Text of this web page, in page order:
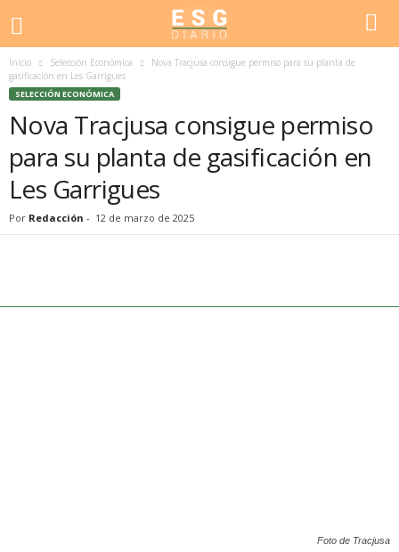
Inicio Selección Económica
Nova Tracjusa consigue permiso para su planta de
gasificación en Les Garrigues
SELECCIÓN ECONÓMICA
Nova Tracjusa consigue permiso
para su planta de gasificación en
Les Garrigues
Por Redacción - 12 de marzo de 2025
Foto de Tracjusa